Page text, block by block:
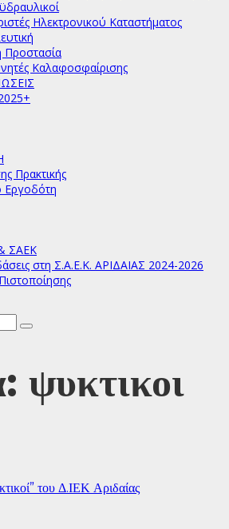
Ηλεκτρονικού Καταστήματος
Προστασία
Καλαφοσφαίρισης
Πρακτικής
Εργοδότη
ΣΑΕΚ
στη Σ.Α.Ε.Κ. ΑΡΙΔΑΙΑΣ 2024-2026
ψυκτικοι
του Δ.ΙΕΚ Αριδαίας